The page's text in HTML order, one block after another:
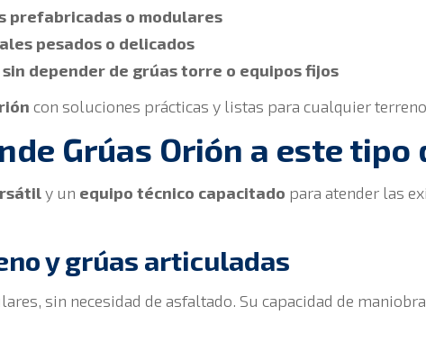
prefabricadas o modulares
pesados o delicados
depender de grúas torre o equipos fijos
con soluciones prácticas y listas para cualquier
Grúas Orión a este tipo
y un equipo técnico capacitado para atender las
y grúas articuladas
sin necesidad de asfaltado. Su capacidad de